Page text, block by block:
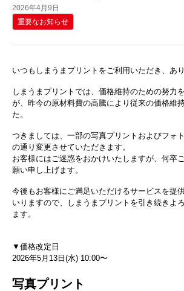
2026年4月9日
重要なお知らせ
いつもしまうまプリントをご利用いただき、あ
しまうまプリントでは、価格維持のための努力
が、昨今の原材料費の高騰により従来の価格維
た。
つきましては、一部の写真プリントおよびフォ
の通り変更させていただきます。
お客様にはご迷惑をおかけいたしますが、何卒
願い申し上げます。
今後もお客様にご満足いただけるサービスを提
いりますので、しまうまプリントを引き続きよ
ます。
▼価格改定日
2026年5月13日(水) 10:00〜
写真プリント